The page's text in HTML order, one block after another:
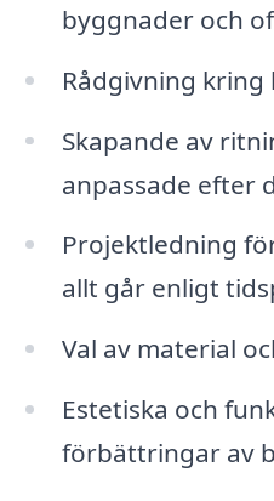
byggnader och
Rådgivning
Skapande av
anpassade efter
Projektledning
allt går enligt
Val av material
Estetiska och
förbättringar av